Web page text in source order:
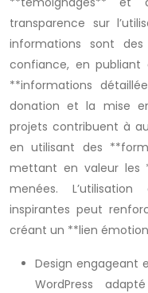
transparence sur
informations sont
confiance, en publiant
**informations
donation et la mise
projets contribuent à
en utilisant des
mettant en valeur les
menées.
inspirantes peut
créant un **lien
Design engageant
WordPress